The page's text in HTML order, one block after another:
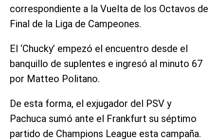
correspondiente a la Vuelta de los Octavos de
Final de la Liga de Campeones.
El ‘Chucky’ empezó el encuentro desde el
banquillo de suplentes e ingresó al minuto 67
por Matteo Politano.
De esta forma, el exjugador del PSV y
Pachuca sumó ante el Frankfurt su séptimo
partido de Champions League esta campaña.